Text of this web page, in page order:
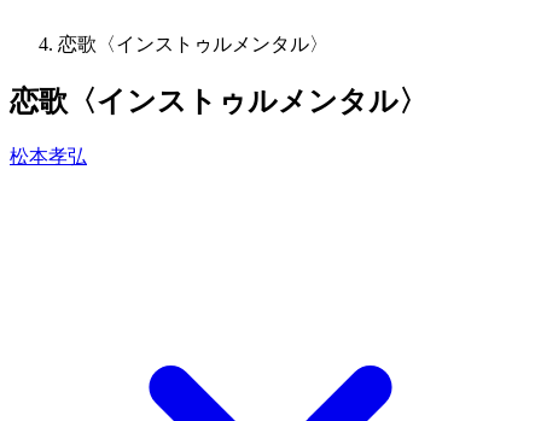
恋歌〈インストゥルメンタル〉
恋歌〈インストゥルメンタル〉
松本孝弘